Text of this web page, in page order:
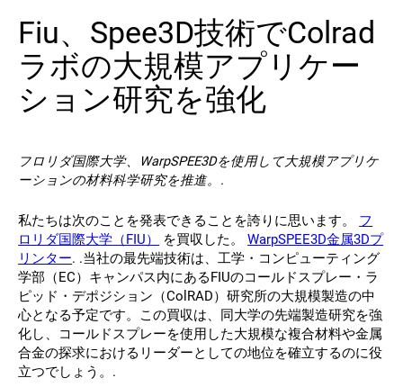
連絡先
フォローする
X フェイスブックLinkedIn ユーチューブ
Fiu、Spee3D技術でColrad
ラボの大規模アプリケー
ション研究を強化
フロリダ国際大学、WarpSPEE3Dを使用して大規模アプリケ
ーションの材料科学研究を推進。.
私たちは次のことを発表できることを誇りに思います。 フ
ロリダ国際大学（FIU）
を買収した。WarpSPEE3D金属3Dプ
リンター. .当社の最先端技術は、工学・コンピューティング
学部（EC）キャンパス内にあるFIUのコールドスプレー・ラ
ピッド・デポジション（ColRAD）研究所の大規模製造の中
心となる予定です。この買収は、同大学の先端製造研究を強
化し、コールドスプレーを使用した大規模な複合材料や金属
合金の探求におけるリーダーとしての地位を確立するのに役
立つでしょう。.